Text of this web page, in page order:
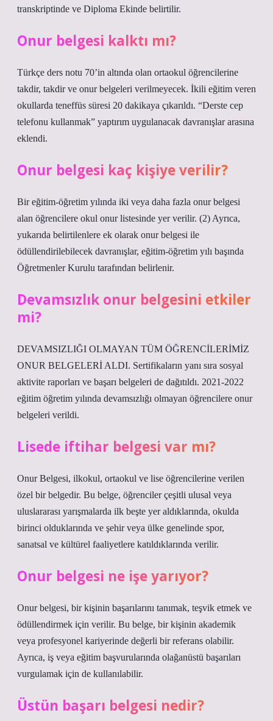
transkriptinde ve Diploma Ekinde belirtilir.
Onur belgesi kalktı mı?
Türkçe ders notu 70’in altında olan ortaokul öğrencilerine
takdir, takdir ve onur belgeleri verilmeyecek. İkili eğitim veren
okullarda teneffüs süresi 20 dakikaya çıkarıldı. “Derste cep
telefonu kullanmak” yaptırım uygulanacak davranışlar arasına
eklendi.
Onur belgesi kaç kişiye verilir?
Bir eğitim-öğretim yılında iki veya daha fazla onur belgesi
alan öğrencilere okul onur listesinde yer verilir. (2) Ayrıca,
yukarıda belirtilenlere ek olarak onur belgesi ile
ödüllendirilebilecek davranışlar, eğitim-öğretim yılı başında
Öğretmenler Kurulu tarafından belirlenir.
Devamsızlık onur belgesini etkiler
mi?
DEVAMSIZLIĞI OLMAYAN TÜM ÖĞRENCİLERİMİZ
ONUR BELGELERİ ALDI. Sertifikaların yanı sıra sosyal
aktivite raporları ve başarı belgeleri de dağıtıldı. 2021-2022
eğitim öğretim yılında devamsızlığı olmayan öğrencilere onur
belgeleri verildi.
Lisede iftihar belgesi var mı?
Onur Belgesi, ilkokul, ortaokul ve lise öğrencilerine verilen
özel bir belgedir. Bu belge, öğrenciler çeşitli ulusal veya
uluslararası yarışmalarda ilk beşte yer aldıklarında, okulda
birinci olduklarında ve şehir veya ülke genelinde spor,
sanatsal ve kültürel faaliyetlere katıldıklarında verilir.
Onur belgesi ne işe yarıyor?
Onur belgesi, bir kişinin başarılarını tanımak, teşvik etmek ve
ödüllendirmek için verilir. Bu belge, bir kişinin akademik
veya profesyonel kariyerinde değerli bir referans olabilir.
Ayrıca, iş veya eğitim başvurularında olağanüstü başarıları
vurgulamak için de kullanılabilir.
Üstün başarı belgesi nedir?